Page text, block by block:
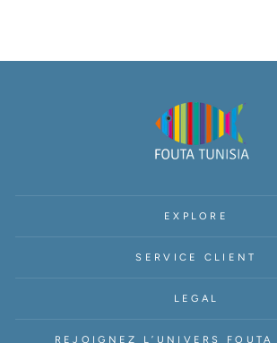
EXPLORE
SERVICE CLIENT
LEGAL
REJOIGNEZ L’UNIVERS